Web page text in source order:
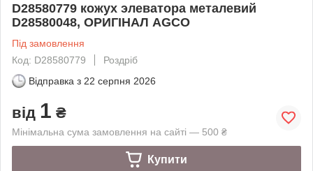
D28580779 кожух элеватора металевий
D28580048, ОРИГІНАЛ AGCO
Під замовлення
Код: D28580779
Роздріб
Відправка з 22 серпня 2026
від 1 ₴
Мінімальна сума замовлення на сайті — 500 ₴
Купити